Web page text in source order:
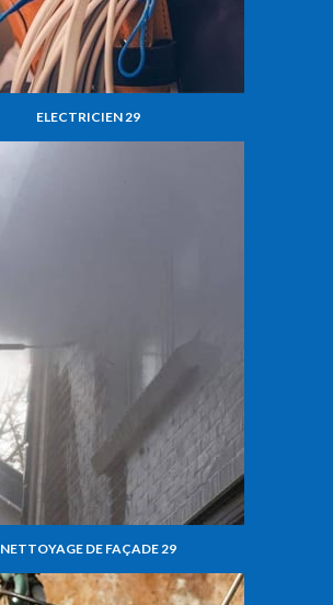
ELECTRICIEN 29
NETTOYAGE DE FAÇADE 29